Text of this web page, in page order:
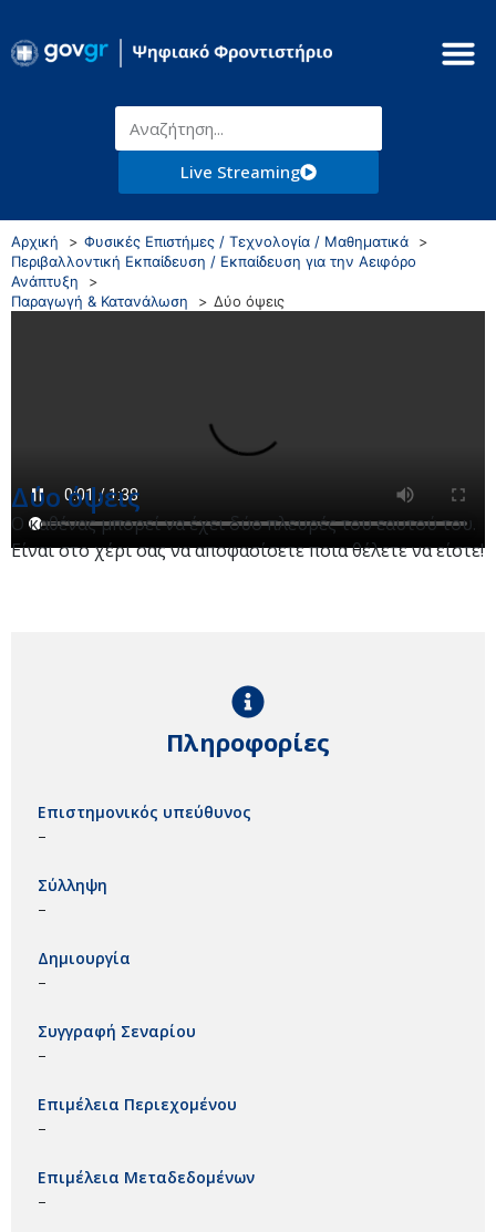
Live Streaming
Αρχική
Φυσικές Επιστήμες / Τεχνολογία / Μαθηματικά
Περιβαλλοντική Εκπαίδευση / Εκπαίδευση για την Αειφόρο
Ανάπτυξη
Παραγωγή & Κατανάλωση
Δύο όψεις
Δύο όψεις
Ο καθένας μπορεί να έχει δύο πλευρές του εαυτού του.
Είναι στο χέρι σας να αποφασίσετε ποια θέλετε να είστε!
Πληροφορίες
Επιστημονικός υπεύθυνος
–
Σύλληψη
–
Δημιουργία
–
Συγγραφή Σεναρίου
–
Επιμέλεια Περιεχομένου
–
Επιμέλεια Μεταδεδομένων
–